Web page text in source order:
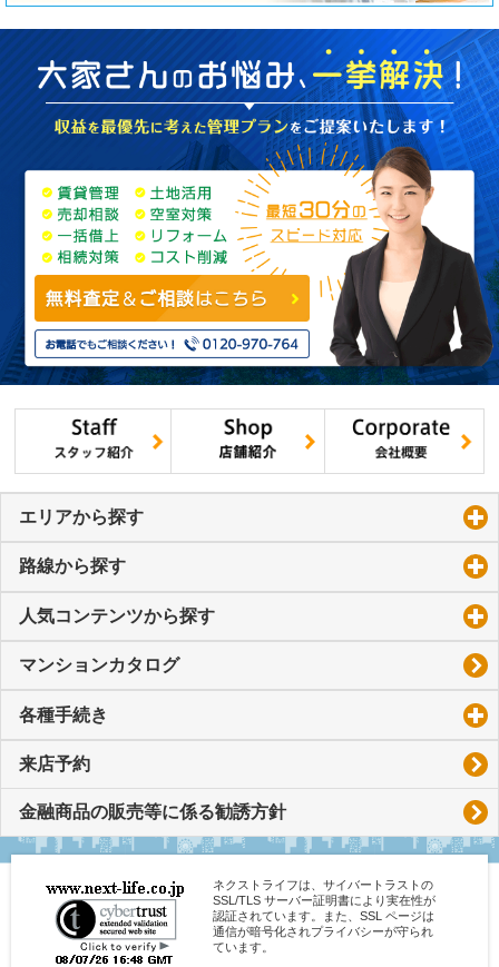
エリアから探す
路線から探す
人気コンテンツから探す
マンションカタログ
各種手続き
来店予約
金融商品の販売等に係る勧誘方針
ネクストライフは、サイバートラストの
SSL/TLS サーバー証明書により実在性が
認証されています。また、SSL ページは
通信が暗号化されプライバシーが守られ
ています。